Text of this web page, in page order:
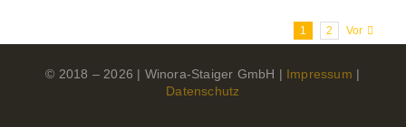
1 2 Vor
© 2018 – 2026 | Winora-Staiger GmbH | Impressum |
Datenschutz